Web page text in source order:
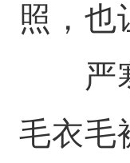
照，也
严寒
毛衣毛